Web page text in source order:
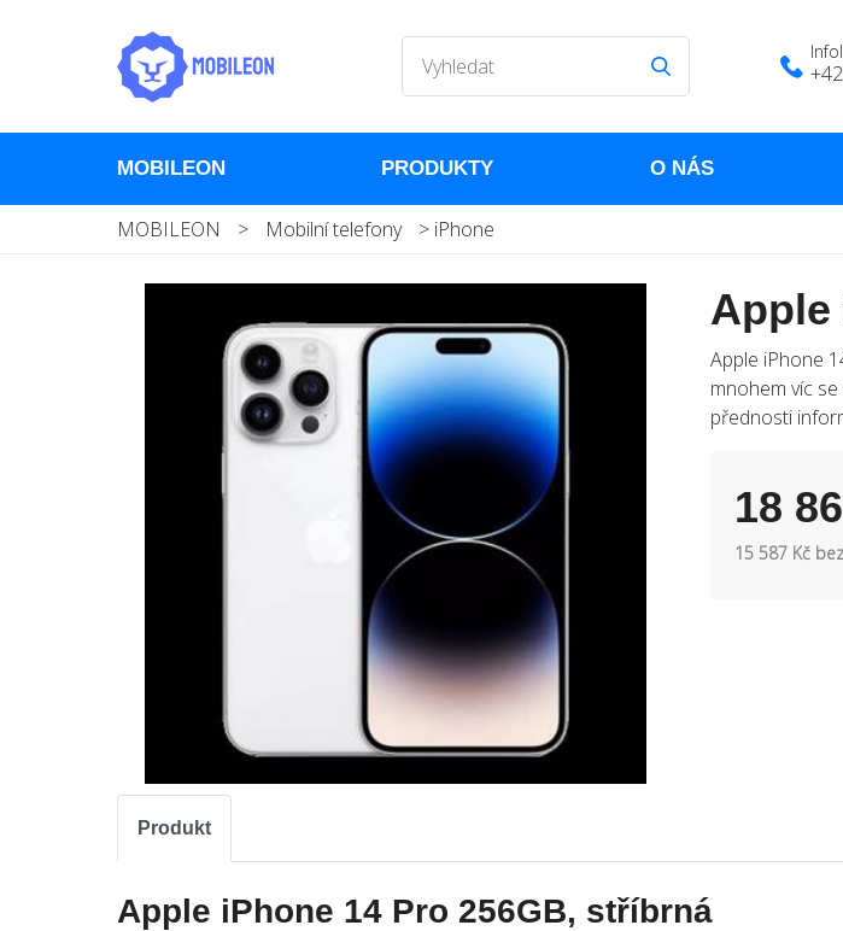
MOBILEON PRODUKTY O NÁS
MOBILEON > Mobilní telefony > iPhone
Apple
Apple iPhone
mnohem víc
přednosti
18
15 587 Kč
Produkt
Apple iPhone 14 Pro 256GB, stříbrná